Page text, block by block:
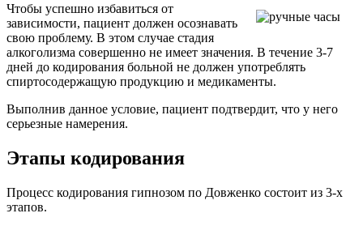
Чтобы успешно избавиться от
зависимости, пациент должен осознавать
свою проблему. В этом случае стадия
алкоголизма совершенно не имеет значения. В течение 3-7
дней до кодирования больной не должен употреблять
спиртосодержащую продукцию и медикаменты.
Выполнив данное условие, пациент подтвердит, что у него
серьезные намерения.
Этапы кодирования
Процесс кодирования гипнозом по Довженко состоит из 3-х
этапов.